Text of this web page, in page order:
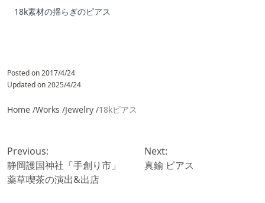
18k素材の揺らぎのピアス
Posted on2017/4/24
Updated on2025/4/24
Home /Works /​Jewelry /18kピアス
稿
ナ
ビ
Previous:
静岡護国神社「手創り市」
薬草喫茶の演出&出店
Next:
真鍮 ピアス